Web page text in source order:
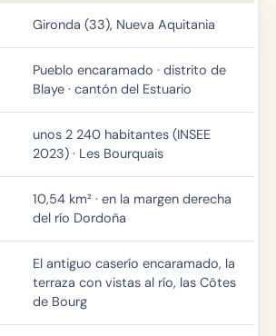
Gironda (33), Nueva Aquitania
Pueblo encaramado · distrito de
Blaye · cantón del Estuario
unos 2 240 habitantes (INSEE
2023) · Les Bourquais
10,54 km² · en la margen derecha
del río Dordoña
El antiguo caserío encaramado, la
terraza con vistas al río, las Côtes
de Bourg